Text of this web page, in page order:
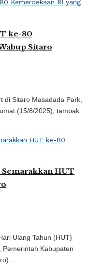
ke-80
Sitaro
di Sitaro Masadada Park,
(15/8/2025), tampak
Semarakkan HUT
Ulang Tahun (HUT)
Kabupaten
...